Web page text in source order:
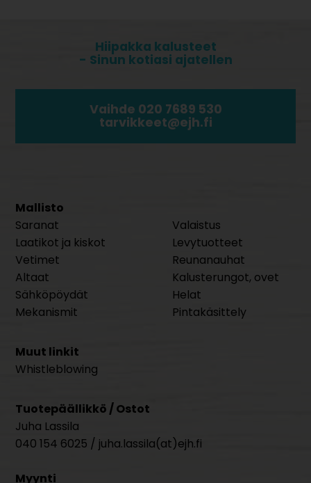
Hiipakka kalusteet
- Sinun kotiasi ajatellen
Vaihde 020 7689 530
tarvikkeet@ejh.fi
Mallisto
Saranat
Laatikot ja kiskot
Vetimet
Altaat
Sähköpöydät
Mekanismit
Valaistus
Levytuotteet
Reunanauhat
Kalusterungot, ovet
Helat
Pintakäsittely
Muut linkit
Whistleblowing
Tuotepäällikkö / Ostot
Juha Lassila
040 154 6025 / juha.lassila(at)ejh.fi
Myynti